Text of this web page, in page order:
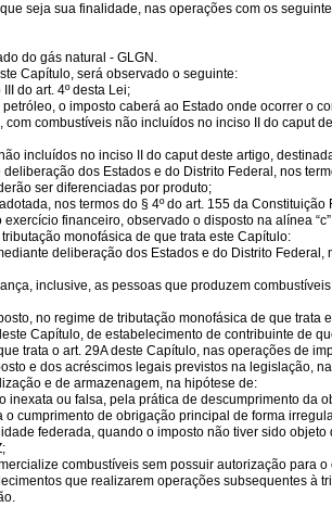
seja sua finalidade, nas operações com os
do gás natural - GLGN.
Capítulo, será observado o seguinte:
do art. 4º desta Lei;
o imposto caberá ao Estado onde ocorrer o
combustíveis não incluídos no inciso II do caput
incluídos no inciso II do caput deste artigo,
dos Estados e do Distrito Federal, nos
ser diferenciadas por produto;
nos termos do § 4º do art. 155 da Constituição
financeiro, observado o disposto na alínea
monofásica de que trata este Capítulo:
deliberação dos Estados e do Distrito Federal,
inclusive, as pessoas que produzem
no regime de tributação monofásica de que trata
Capítulo, de estabelecimento de contribuinte de
trata o art. 29A deste Capítulo, nas operações de
e dos acréscimos legais previstos na legislação,
e de armazenagem, na hipótese de:
inexata ou falsa, pela prática de descumprimento da
cumprimento de obrigação principal de forma
federada, quando o imposto não tiver sido
combustíveis sem possuir autorização para
que realizarem operações subsequentes à